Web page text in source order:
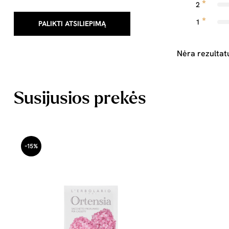
PALIKTI ATSILIEPIMĄ
2
1
Nėra
Susijusios prekės
-15%